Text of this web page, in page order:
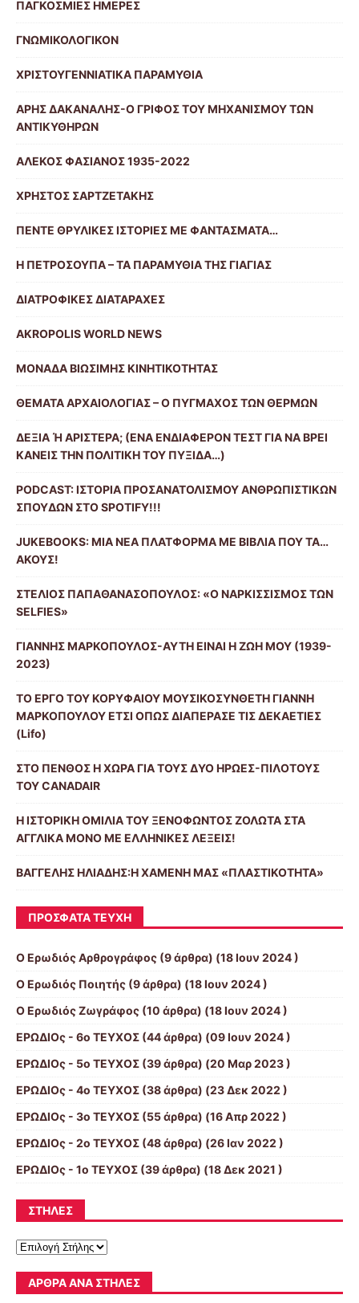
ΠΑΓΚΟΣΜΙΕΣ ΗΜΕΡΕΣ
ΓΝΩΜΙΚΟΛΟΓΙΚΟΝ
ΧΡΙΣΤΟΥΓΕΝΝΙΑΤΙΚΑ ΠΑΡΑΜΥΘΙΑ
ΑΡΗΣ ΔΑΚΑΝΑΛΗΣ-Ο ΓΡΙΦΟΣ ΤΟΥ ΜΗΧΑΝΙΣΜΟΥ ΤΩΝ
ΑΝΤΙΚΥΘΗΡΩΝ
ΑΛΕΚΟΣ ΦΑΣΙΑΝΟΣ 1935-2022
ΧΡΗΣΤΟΣ ΣΑΡΤΖΕΤΑΚΗΣ
ΠΕΝΤΕ ΘΡΥΛΙΚΕΣ ΙΣΤΟΡΙΕΣ ΜΕ ΦΑΝΤΑΣΜΑΤΑ…
Η ΠΕΤΡΟΣΟΥΠΑ – ΤΑ ΠΑΡΑΜΥΘΙΑ ΤΗΣ ΓΙΑΓΙΑΣ
ΔΙΑΤΡΟΦΙΚΕΣ ΔΙΑΤΑΡΑΧΕΣ
AKROPOLIS WORLD NEWS
ΜΟΝΑΔΑ ΒΙΩΣΙΜΗΣ ΚΙΝΗΤΙΚΟΤΗΤΑΣ
ΘΕΜΑΤΑ ΑΡΧΑΙΟΛΟΓΙΑΣ – Ο ΠΥΓΜΑΧΟΣ ΤΩΝ ΘΕΡΜΩΝ
ΔΕΞΙΑ Ή ΑΡΙΣΤΕΡΑ; (ΕΝΑ ΕΝΔΙΑΦΕΡΟΝ ΤΕΣΤ ΓΙΑ ΝΑ ΒΡΕΙ
ΚΑΝΕΙΣ ΤΗΝ ΠΟΛΙΤΙΚΗ ΤΟΥ ΠΥΞΙΔΑ…)
PODCAST: ΙΣΤΟΡΙΑ ΠΡΟΣΑΝΑΤΟΛΙΣΜΟΥ ΑΝΘΡΩΠΙΣΤΙΚΩΝ
ΣΠΟΥΔΩΝ ΣΤΟ SPOTIFY!!!
JUKEBOOKS: ΜΙΑ ΝΕΑ ΠΛΑΤΦΟΡΜΑ ΜΕ ΒΙΒΛΙΑ ΠΟΥ ΤΑ…
ΑΚΟΥΣ!
ΣΤΕΛΙΟΣ ΠΑΠΑΘΑΝΑΣΟΠΟΥΛΟΣ: «Ο ΝΑΡΚΙΣΣΙΣΜΟΣ ΤΩΝ
SELFIES»
ΓΙΑΝΝΗΣ ΜΑΡΚΟΠΟΥΛΟΣ-ΑΥΤΗ ΕΙΝΑΙ Η ΖΩΗ ΜΟΥ (1939-
2023)
ΤΟ ΕΡΓΟ ΤΟΥ ΚΟΡΥΦΑΙΟΥ ΜΟΥΣΙΚΟΣΥΝΘΕΤΗ ΓΙΑΝΝΗ
ΜΑΡΚΟΠΟΥΛΟΥ ΕΤΣΙ ΟΠΩΣ ΔΙΑΠΕΡΑΣΕ ΤΙΣ ΔΕΚΑΕΤΙΕΣ
(Lifo)
ΣΤΟ ΠΕΝΘΟΣ Η ΧΩΡΑ ΓΙΑ ΤΟΥΣ ΔΥΟ ΗΡΩΕΣ-ΠΙΛΟΤΟΥΣ
ΤΟΥ CANADAIR
Η ΙΣΤΟΡΙΚΗ ΟΜΙΛΙΑ ΤΟΥ ΞΕΝΟΦΩΝΤΟΣ ΖΟΛΩΤΑ ΣΤΑ
ΑΓΓΛΙΚΑ ΜΟΝΟ ΜΕ ΕΛΛΗΝΙΚΕΣ ΛΕΞΕΙΣ!
ΒΑΓΓΕΛΗΣ ΗΛΙΑΔΗΣ:Η ΧΑΜΕΝΗ ΜΑΣ «ΠΛΑΣΤΙΚΟΤΗΤΑ»
ΠΡΌΣΦΑΤΑ ΤΕΎΧΗ
Ο Ερωδιός Αρθρογράφος (9 άρθρα) (18 Ιουν 2024 )
Ο Ερωδιός Ποιητής (9 άρθρα) (18 Ιουν 2024 )
Ο Ερωδιός Ζωγράφος (10 άρθρα) (18 Ιουν 2024 )
ΕΡΩΔΙΟς - 6ο ΤΕΥΧΟΣ (44 άρθρα) (09 Ιουν 2024 )
ΕΡΩΔΙΟς - 5ο ΤΕΥΧΟΣ (39 άρθρα) (20 Μαρ 2023 )
ΕΡΩΔΙΟς - 4ο ΤΕΥΧΟΣ (38 άρθρα) (23 Δεκ 2022 )
ΕΡΩΔΙΟς - 3ο ΤΕΥΧΟΣ (55 άρθρα) (16 Απρ 2022 )
ΕΡΩΔΙΟς - 2ο ΤΕΥΧΟΣ (48 άρθρα) (26 Ιαν 2022 )
ΕΡΩΔΙΟς - 1ο ΤΕΥΧΟΣ (39 άρθρα) (18 Δεκ 2021 )
ΣΤΗΛΕΣ
ΆΡΘΡΑ ΑΝΆ ΣΤΉΛΕΣ